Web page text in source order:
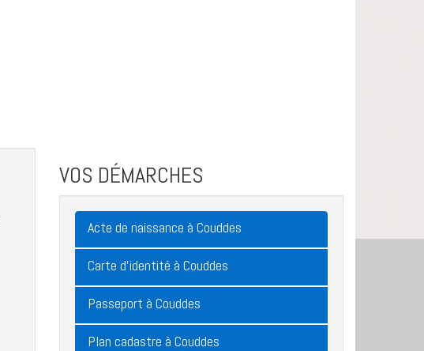
VOS DÉMARCHES
Acte de naissance à Couddes
Carte d'identité à Couddes
Passeport à Couddes
Plan cadastre à Couddes